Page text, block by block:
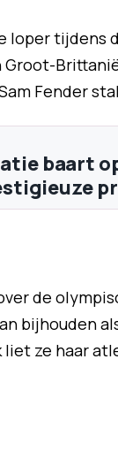
tijdens
Fender
baart
de
bijhouden
ze haar